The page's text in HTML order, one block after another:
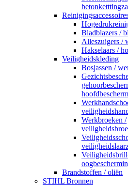
Bladblazers /
Alleszuigers /
Hakselaars /
Veiligheidskleding
Bosjassen /
Werkbroeken /
Brandstoffen / oliën
STIHL Bronnen